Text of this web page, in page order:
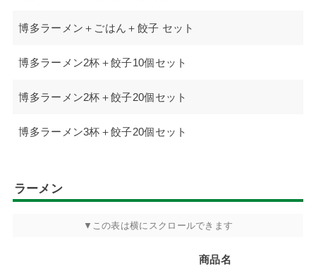
博多ラーメン＋ごはん＋餃子 セット
博多ラーメン2杯＋餃子10個セット
博多ラーメン2杯＋餃子20個セット
博多ラーメン3杯＋餃子20個セット
ラーメン
商品名